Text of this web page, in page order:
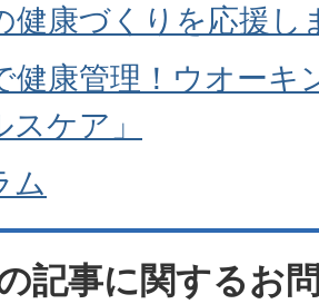
健康づくりを応援し
健康管理！ウオーキ
ケア」
ム
記事に関するお